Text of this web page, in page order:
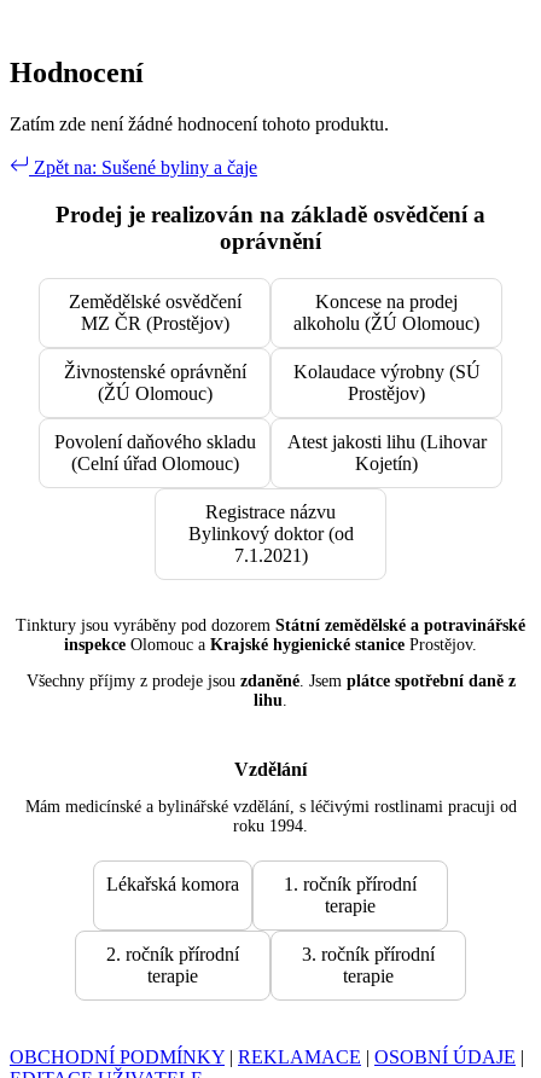
Hodnocení
Zatím zde není žádné hodnocení tohoto produktu.
Zpět na: Sušené byliny a čaje
Prodej je realizován na základě osvědčení a
oprávnění
Zemědělské osvědčení
MZ ČR (Prostějov)
Koncese na prodej
alkoholu (ŽÚ Olomouc)
Živnostenské oprávnění
(ŽÚ Olomouc)
Kolaudace výrobny (SÚ
Prostějov)
Povolení daňového skladu
(Celní úřad Olomouc)
Atest jakosti lihu (Lihovar
Kojetín)
Registrace názvu
Bylinkový doktor (od
7.1.2021)
Tinktury jsou vyráběny pod dozorem Státní zemědělské a potravinářské
inspekce Olomouc a Krajské hygienické stanice Prostějov.
Všechny příjmy z prodeje jsou zdaněné. Jsem plátce spotřební daně z
lihu
Vzdělání
Mám medicínské a bylinářské vzdělání, s léčivými rostlinami pracuji od
roku 1994.
Lékařská komora
1. ročník přírodní
terapie
2. ročník přírodní
terapie
3. ročník přírodní
terapie
OBCHODNÍ PODMÍNKY | REKLAMACE | OSOBNÍ ÚDAJE |